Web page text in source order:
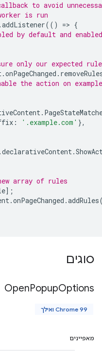
to avoid
is run
.addListener(() => {
by default and
only our expected
.onPageChanged .
the action on
.
: '.example.com' },
.declarativeContent.
array of rules
];
.onPageChanged .addRules
סוגים
OpenPopupOptions
Chrome 99 ואילך
מאפיינים